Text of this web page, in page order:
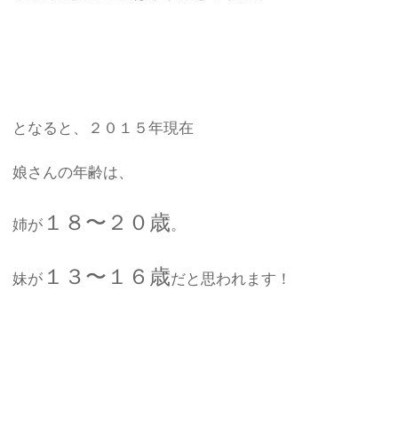
となると、２０１５年現在
娘さんの年齢は、
姉が １８〜２０歳。
妹が １３〜１６歳だと思われます！